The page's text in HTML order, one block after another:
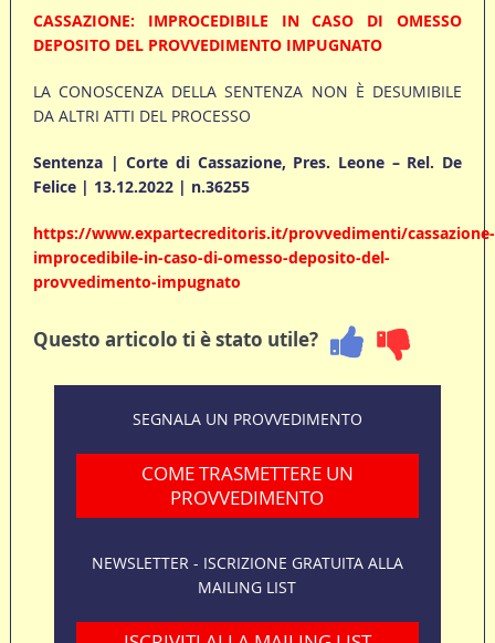
CASSAZIONE: IMPROCEDIBILE IN CASO DI OMESSO
DEPOSITO DEL PROVVEDIMENTO IMPUGNATO
LA CONOSCENZA DELLA SENTENZA NON È DESUMIBILE
DA ALTRI ATTI DEL PROCESSO
Sentenza | Corte di Cassazione, Pres. Leone – Rel. De
Felice | 13.12.2022 | n.36255
https://www.expartecreditoris.it/provvedimenti/cassazione-
improcedibile-in-caso-di-omesso-deposito-del-
provvedimento-impugnato
Questo articolo ti è stato utile?
SEGNALA UN PROVVEDIMENTO
COME TRASMETTERE UN
PROVVEDIMENTO
NEWSLETTER - ISCRIZIONE GRATUITA ALLA
MAILING LIST